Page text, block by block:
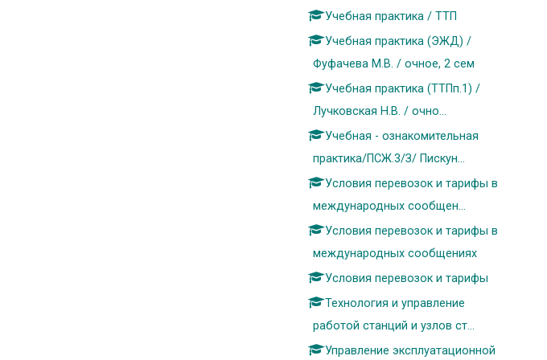
Учебная практика / ТТП
Учебная практика (ЭЖД) /
Фуфачева М.В. / очное, 2 сем
Учебная практика (ТТПп.1) /
Лучковская Н.В. / очно...
Учебная - ознакомительная
практика/ПСЖ.3/З/ Пискун...
Условия перевозок и тарифы в
международных сообщен...
Условия перевозок и тарифы в
международных сообщениях
Условия перевозок и тарифы
Технология и управление
работой станций и узлов ст...
Управление эксплуатационной